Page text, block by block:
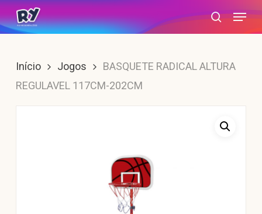
Skip
to
content
search
Menu
Início Jogos
BASQUETE RADICAL ALTURA
REGULAVEL 117CM-202CM